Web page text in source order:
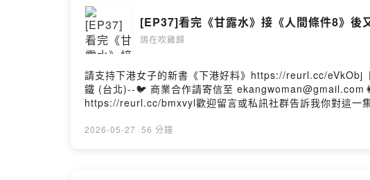
[EP37]看完《甘露水》接《人間條件8》後
鴿在吹雞歸
請支持下港女子的新書《下港好料》https://reurl.cc/eVkObj
鐵 (台北)--🐦 商業合作請寄信至
https://reurl.cc/bmxvyl歡迎留言或私訊社群告訴我你對這
2026-05-27 · 56 分鐘